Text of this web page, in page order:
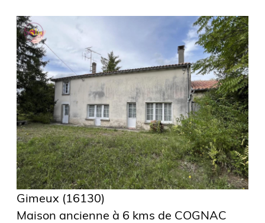
voir le
bien
Gimeux (16130)
Maison ancienne à 6 kms de COGNAC